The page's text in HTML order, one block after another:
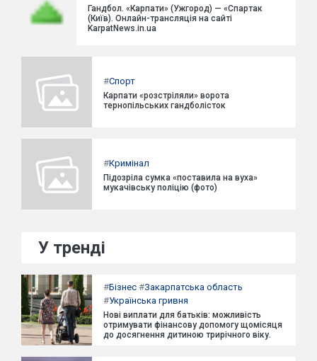
Гандбол. «Карпати» (Ужгород) — «Спартак
(Київ). Онлайн-трансляція на сайті
KarpatNews.in.ua
#Спорт
Карпати «розстріляли» ворота
тернопільських гандболісток
#Кримінал
Підозріла сумка «поставила на вуха»
мукачівську поліцію (фото)
У тренді
#Бізнес #Закарпатська область
#Українська гривня
Нові виплати для батьків: можливість
отримувати фінансову допомогу щомісяця
до досягнення дитиною трирічного віку.